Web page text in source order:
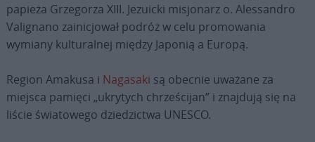
papieża Grzegorza XIII. Jezuicki misjonarz o. Alessandro
Valignano zainicjował podróż w celu promowania
wymiany kulturalnej między Japonią a Europą.
Region Amakusa i Nagasaki są obecnie uważane za
miejsca pamięci „ukrytych chrześcijan” i znajdują się na
liście światowego dziedzictwa UNESCO.